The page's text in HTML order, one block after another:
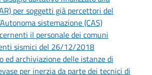
per soggetti già percettori del
sistemazione (CAS)
il personale dei comuni
sismici del 26/12/2018
ed archiviazione delle istanze di
per inerzia da parte dei tecnici di